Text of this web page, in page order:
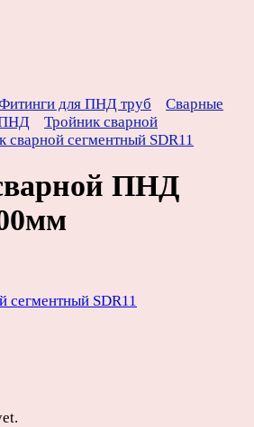
для ПНД труб
Сварные
ПНД
Тройник сварной
сварной сегментный SDR11
ПНД
сегментный SDR11